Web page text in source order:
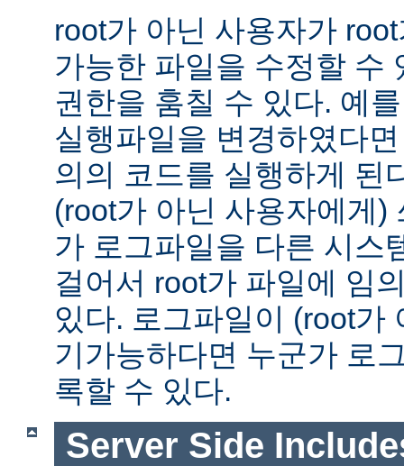
root가 아닌 사용자가
가능한 파일을 수정할 수
권한을 훔칠 수 있다. 예
실행파일을 변경하였다
의의 코드를 실행하게 된
(root가 아닌 사용자에게)
가 로그파일을 다른 시스
걸어서 root가 파일에 임
있다. 로그파일이 (root가
기가능하다면 누군가 로
록할 수 있다.
Server Side